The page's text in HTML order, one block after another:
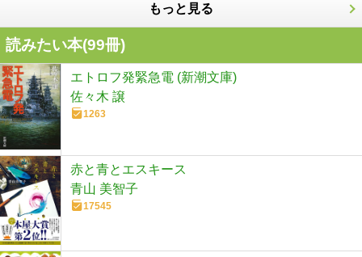
もっと見る
読みたい本(99冊)
エトロフ発緊急電 (新潮文庫)
佐々木 譲
1263
赤と青とエスキース
青山 美智子
17545